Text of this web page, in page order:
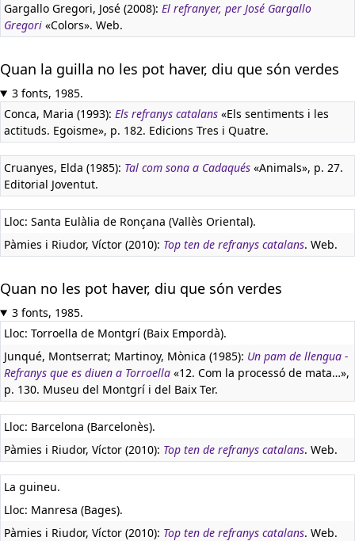
Gargallo Gregori, José (2008): El refranyer, per José Gargallo
Gregori «Colors». Web.
Quan la guilla no les pot haver, diu que són verdes
3 fonts, 1985.
Conca, Maria (1993): Els refranys catalans «Els sentiments i les
actituds. Egoisme», p. 182. Edicions Tres i Quatre.
Cruanyes, Elda (1985): Tal com sona a Cadaqués «Animals», p. 27.
Editorial Joventut.
Lloc: Santa Eulàlia de Ronçana (Vallès Oriental).
Pàmies i Riudor, Víctor (2010): Top ten de refranys catalans. Web.
Quan no les pot haver, diu que són verdes
3 fonts, 1985.
Lloc: Torroella de Montgrí (Baix Empordà).
Junqué, Montserrat; Martinoy, Mònica (1985): Un pam de llengua -
Refranys que es diuen a Torroella «12. Com la processó de mata…»,
p. 130. Museu del Montgrí i del Baix Ter.
Lloc: Barcelona (Barcelonès).
Pàmies i Riudor, Víctor (2010): Top ten de refranys catalans. Web.
La guineu.
Lloc: Manresa (Bages).
Pàmies i Riudor, Víctor (2010): Top ten de refranys catalans. Web.